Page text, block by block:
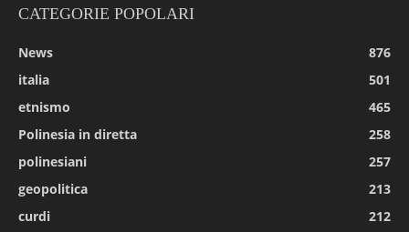
CATEGORIE POPOLARI
News
876
italia
501
etnismo
465
Polinesia in diretta
258
polinesiani
257
geopolitica
213
curdi
212